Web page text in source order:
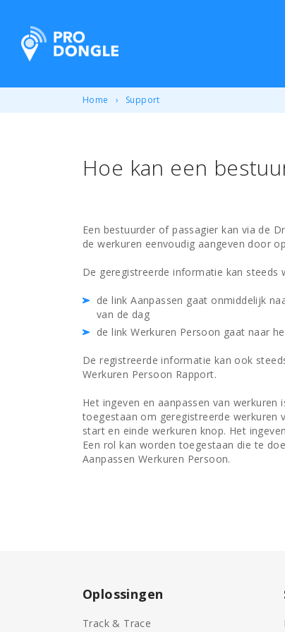
ProDongle Track & Trace
Home Support
Hoe kan een
Een bestuurder of passagier kan via de
de werkuren eenvoudig aangeven door
De geregistreerde informatie kan steeds
de link Aanpassen gaat onmiddelijk
van de dag
de link Werkuren Persoon gaat naar
De registreerde informatie kan ook
Werkuren Persoon Rapport.
Het ingeven en aanpassen van
toegestaan om geregistreerde werkuren
start en einde werkuren knop. Het
Een rol kan worden toegestaan die te
Aanpassen Werkuren Persoon.
Oplossingen
Track & Trace